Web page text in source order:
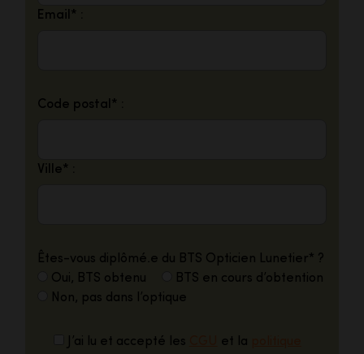
Email* :
Code postal* :
Ville* :
Êtes-vous diplômé.e du BTS Opticien Lunetier* ?
Oui, BTS obtenu
BTS en cours d’obtention
Non, pas dans l’optique
J’ai lu et accepté les et la